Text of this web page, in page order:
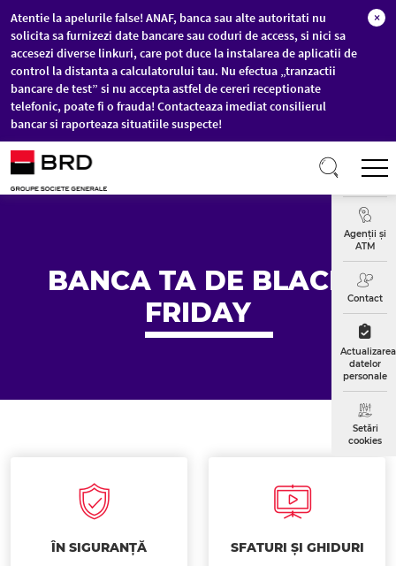
Sari la conținutul principal
Atentie la apelurile false! ANAF, banca sau alte autoritati nu
solicita sa furnizezi date bancare sau coduri de access, si nici sa
accesezi diverse linkuri, care pot duce la instalarea de aplicatii de
control la distanta a calculatorului tau. Nu efectua „tranzactii
bancare de test” si nu accepta astfel de cereri receptionate
telefonic, poate fi o frauda! Contacteaza imediat consilierul
bancar si raporteaza situatiile suspecte!
×
Curs
Agenții și
ATM
Contact
Actualizarea
datelor
personale
Setări
cookies
BANCA TA DE BLACK
FRIDAY
ÎN SIGURANȚĂ SFATURI ȘI GHIDURI